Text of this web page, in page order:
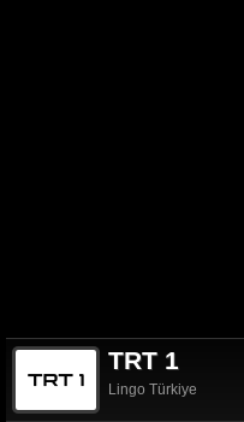
TRT 1
Lingo Türkiye